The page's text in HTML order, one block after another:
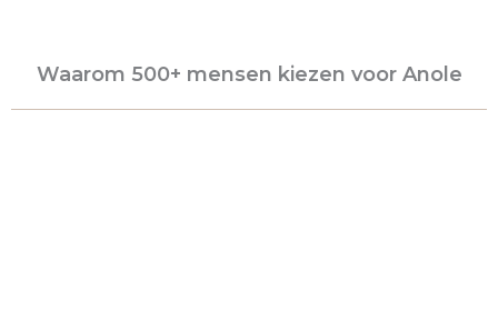
Waarom 500+ mensen kiezen voor Anole